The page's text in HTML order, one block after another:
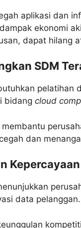
aplikasi dan
ekonomi
dapat hilang
SDM
pelatihan
bidang cloud
dan
Kepercayaan
data pelanggan.